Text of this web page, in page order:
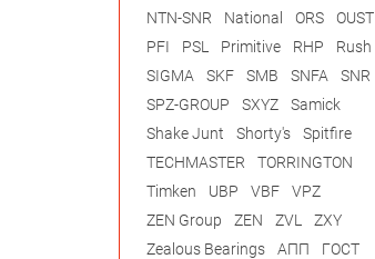
NTN-SNR
National ORS
OUST
PFI
PSL Primitive RHP
Rush
SIGMA
SKF SMB SNFA
SNR
SPZ-GROUP
SXYZ
Samick
Shake Junt
Shorty's
Spitfire
TECHMASTER
TORRINGTON
Timken
UBP VBF
VPZ
ZEN Group
ZEN ZVL
ZXY
Zealous Bearings
АПП
ГОСТ